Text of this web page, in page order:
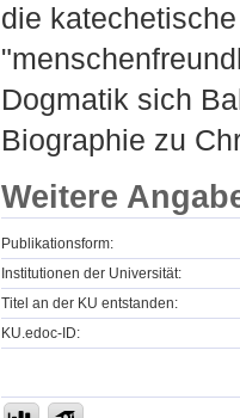
die
Dogmatik sich
Biographie zu
Weitere
Publikationsform:
Institutionen der Universität:
Titel an der KU entstanden:
KU.edoc-ID: